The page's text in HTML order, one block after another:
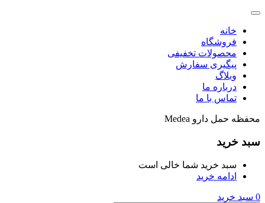
خانه
فروشگاه
محصولات تخفیفی
پیگیری سفارش
وبلاگ
درباره ما
تماس با ما
محفظه حمل دارو Medea
سبد خرید
سبد خرید شما خالی است
ادامه خرید
0 سبد خرید